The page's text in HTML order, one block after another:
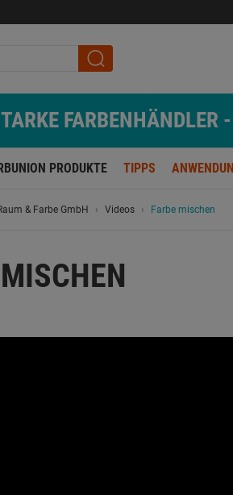
PRODUKTE TIPPS
& Farbe GmbH Videos Farbe mischen